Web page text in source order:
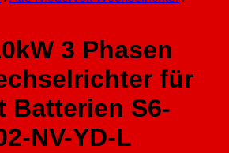
3 Phasen
für
Batterien S6-
NV-YD-L